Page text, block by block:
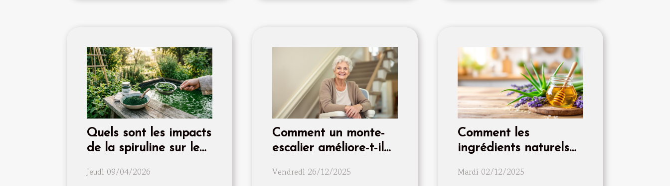
Quels sont les impacts
de la spiruline sur le
Jeudi 09/04/2026
Comment un monte-
escalier améliore-t-il
seniors ?
Vendredi 26/12/2025
Comment les
ingrédients naturels
votre routine de soins
Mardi 02/12/2025